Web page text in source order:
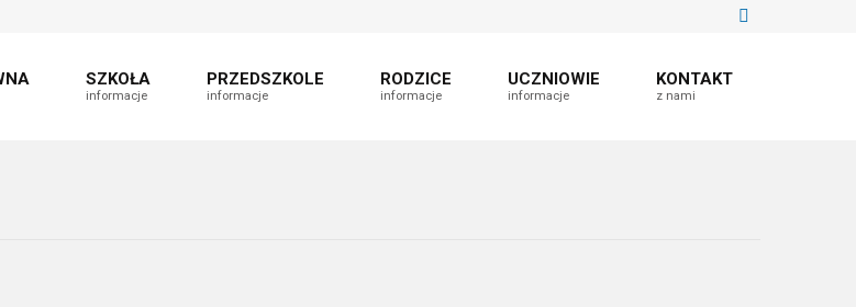
SZKOŁA
informacje
PRZEDSZKOLE
informacje
RODZICE
informacje
UCZNIOWIE
informacje
KONTAKT
z nami